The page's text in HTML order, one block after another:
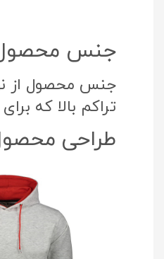
جنس
جنس محصول از
تراکم بالا که
طراحی